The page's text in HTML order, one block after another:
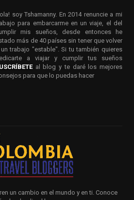
soy Tshamanny. En 2014 renuncie a mi
para embarcarme en un viaje, el del
mis sueños, desde entonces he
más de 40 países sin tener que volver
trabajo "estable". Si tu también quieres
a viajar y cumplir tus sueños
al blog y te daré los mejores
para que lo puedas hacer
un cambio en el mundo y en ti. Conoce